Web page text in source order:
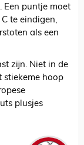
Een puntje moet
te eindigen,
als een
zijn. Niet in de
stiekeme hoop
plusjes